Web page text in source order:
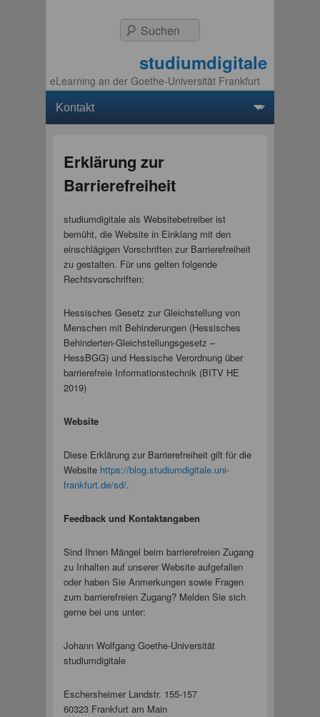
studiumdigitale
eLearning an der Goethe-Universität Frankfurt
Suchen
Erklärung zur
Barrierefreiheit
studiumdigitale als Websitebetreiber ist
bemüht, die Website in Einklang mit den
einschlägigen Vorschriften zur Barrierefreiheit
zu gestalten. Für uns gelten folgende
Rechtsvorschriften:
Hessisches Gesetz zur Gleichstellung von
Menschen mit Behinderungen (Hessisches
Behinderten-Gleichstellungsgesetz –
HessBGG) und Hessische Verordnung über
barrierefreie Informationstechnik (BITV HE
2019)
Website
Diese Erklärung zur Barrierefreiheit gilt für die
Website https://blog.studiumdigitale.uni-
frankfurt.de/sd/.
Feedback und Kontaktangaben
Sind Ihnen Mängel beim barrierefreien Zugang
zu Inhalten auf unserer Website aufgefallen
oder haben Sie Anmerkungen sowie Fragen
zum barrierefreien Zugang? Melden Sie sich
gerne bei uns unter:
Johann Wolfgang Goethe-Universität
studiumdigitale
Eschersheimer Landstr. 155-157
60323 Frankfurt am Main